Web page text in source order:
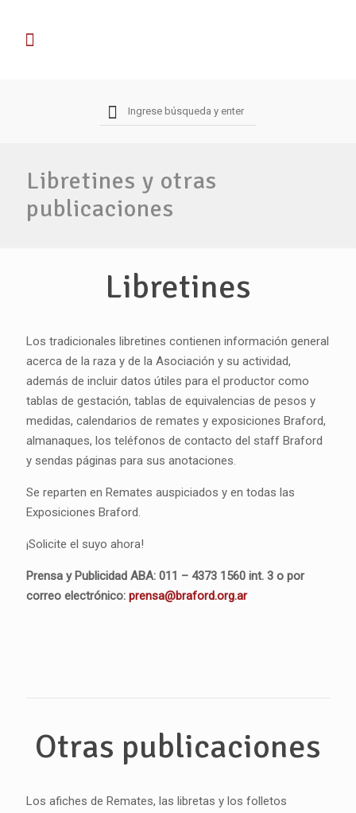
Libretines y otras
publicaciones
Libretines
Los tradicionales libretines contienen información general
acerca de la raza y de la Asociación y su actividad,
además de incluir datos útiles para el productor como
tablas de gestación, tablas de equivalencias de pesos y
medidas, calendarios de remates y exposiciones Braford,
almanaques, los teléfonos de contacto del staff Braford
y sendas páginas para sus anotaciones.
Se reparten en Remates auspiciados y en todas las
Exposiciones Braford.
¡Solicite el suyo ahora!
Prensa y Publicidad ABA: 011 – 4373 1560 int. 3 o por
correo electrónico: prensa@braford.org.ar
Otras publicaciones
Los afiches de Remates, las libretas y los folletos